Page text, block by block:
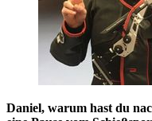
Daniel, warum hast du